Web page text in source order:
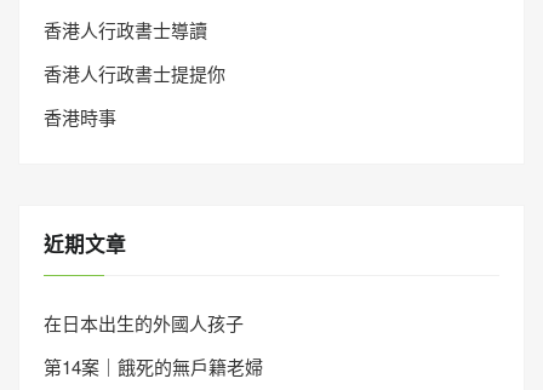
香港人行政書士導讀
香港人行政書士提提你
香港時事
近期文章
在日本出生的外國人孩子
第14案｜餓死的無戶籍老婦